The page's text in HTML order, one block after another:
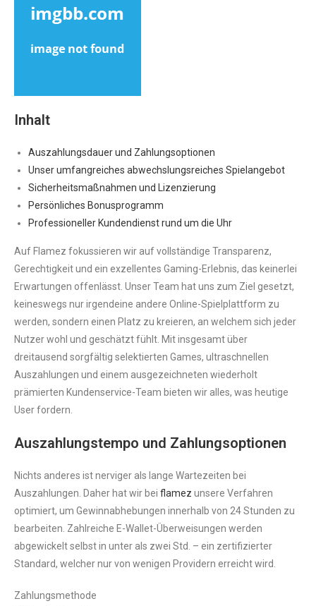
Inhalt
Auszahlungsdauer und Zahlungsoptionen
Unser umfangreiches abwechslungsreiches Spielangebot
Sicherheitsmaßnahmen und Lizenzierung
Persönliches Bonusprogramm
Professioneller Kundendienst rund um die Uhr
Auf Flamez fokussieren wir auf vollständige Transparenz,
Gerechtigkeit und ein exzellentes Gaming-Erlebnis, das keinerlei
Erwartungen offenlässt. Unser Team hat uns zum Ziel gesetzt,
keineswegs nur irgendeine andere Online-Spielplattform zu
werden, sondern einen Platz zu kreieren, an welchem sich jeder
Nutzer wohl und geschätzt fühlt. Mit insgesamt über
dreitausend sorgfältig selektierten Games, ultraschnellen
Auszahlungen und einem ausgezeichneten wiederholt
prämierten Kundenservice-Team bieten wir alles, was heutige
User fordern.
Auszahlungstempo und Zahlungsoptionen
Nichts anderes ist nerviger als lange Wartezeiten bei
Auszahlungen. Daher hat wir bei flamez unsere Verfahren
optimiert, um Gewinnabhebungen innerhalb von 24 Stunden zu
bearbeiten. Zahlreiche E-Wallet-Überweisungen werden
abgewickelt selbst in unter als zwei Std. – ein zertifizierter
Standard, welcher nur von wenigen Providern erreicht wird.
Zahlungsmethode